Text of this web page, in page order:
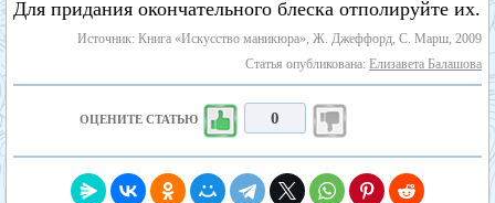
Для придания окончательного блеска отполируйте их.
Источник: Книга «Искусство маникюра», Ж. Джеффорд, С. Марш, 2009
Статья опубликована: Елизавета Балашова
ОЦЕНИТЕ СТАТЬЮ 0